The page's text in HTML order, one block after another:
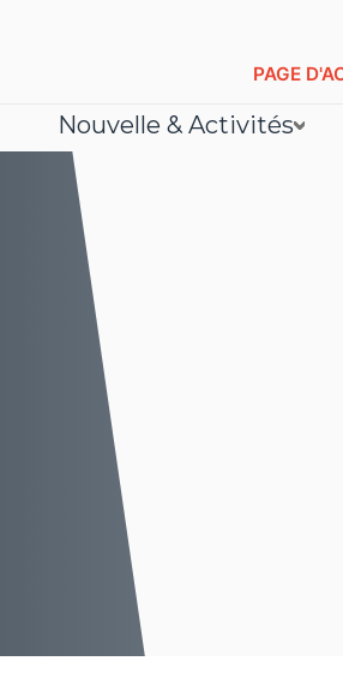
PAGE
Nouvelle & Activités